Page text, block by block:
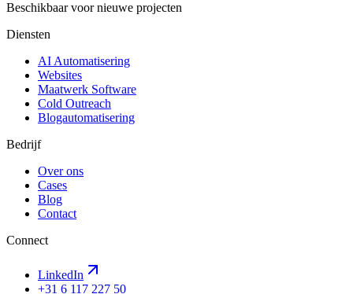
Beschikbaar voor nieuwe projecten
Diensten
AI Automatisering
Websites
Maatwerk Software
Cold Outreach
Blogautomatisering
Bedrijf
Over ons
Cases
Blog
Contact
Connect
LinkedIn
+31 6 117 227 50